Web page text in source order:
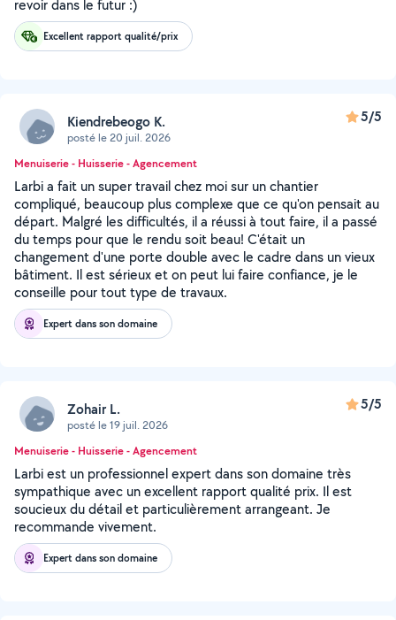
revoir dans le futur :)
Excellent rapport qualité/prix
Kiendrebeogo K.
posté le 20 juil. 2026
5/5
Menuiserie - Huisserie - Agencement
Larbi a fait un super travail chez moi sur un chantier
compliqué, beaucoup plus complexe que ce qu'on pensait au
départ. Malgré les difficultés, il a réussi à tout faire, il a passé
du temps pour que le rendu soit beau! C'était un
changement d'une porte double avec le cadre dans un vieux
bâtiment. Il est sérieux et on peut lui faire confiance, je le
conseille pour tout type de travaux.
Expert dans son domaine
Zohair L.
posté le 19 juil. 2026
5/5
Menuiserie - Huisserie - Agencement
Larbi est un professionnel expert dans son domaine très
sympathique avec un excellent rapport qualité prix. Il est
soucieux du détail et particulièrement arrangeant. Je
recommande vivement.
Expert dans son domaine